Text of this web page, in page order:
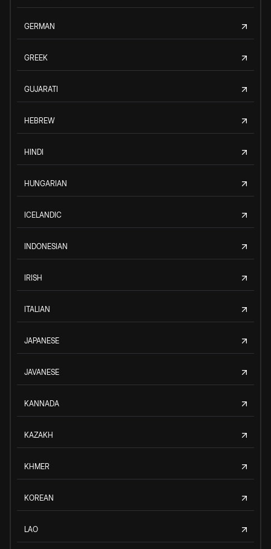
GERMAN
GREEK
GUJARATI
HEBREW
HINDI
HUNGARIAN
ICELANDIC
INDONESIAN
IRISH
ITALIAN
JAPANESE
JAVANESE
KANNADA
KAZAKH
KHMER
KOREAN
LAO